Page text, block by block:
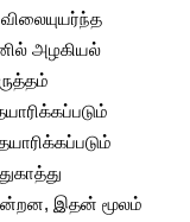
அழகியல்
இதன் மூலம்